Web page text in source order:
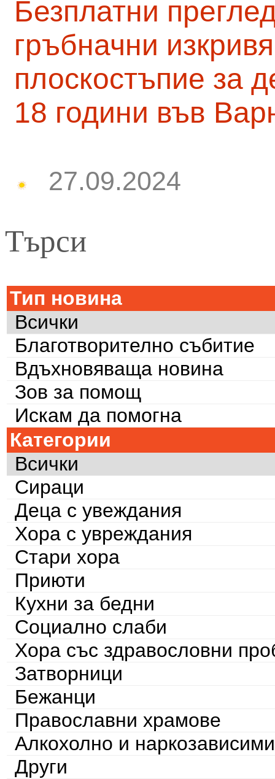
Безплатни
гръбначни
плоскостъпие за
18 години във
27.09.2024
Търси
Тип новина
Всички
Благотворително събитие
Вдъхновяваща новина
Зов за помощ
Искам да помогна
Категории
Всички
Сираци
Деца с увеждания
Хора с увреждания
Стари хора
Приюти
Кухни за бедни
Социално слаби
Хора със здравословни
Затворници
Бежанци
Православни храмове
Алкохолно и наркозависими
Други